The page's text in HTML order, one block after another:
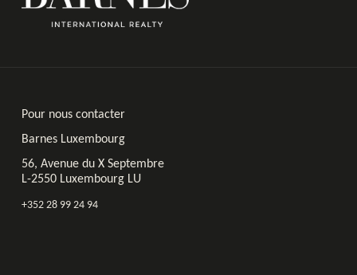
Pour nous contacter
Barnes Luxembourg
56, Avenue du X Septembre
L-2550 Luxembourg LU
+352 28 99 24 94